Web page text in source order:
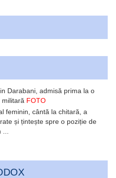
Darabani, admisă prima la o
militară FOTO
feminin, cântă la chitară, a
și țintește spre o poziție de